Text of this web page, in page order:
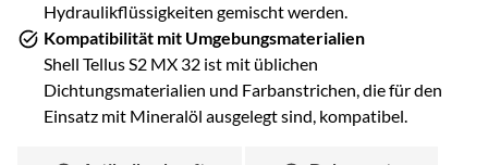
Hydraulikflüssigkeiten gemischt werden.
Kompatibilität mit Umgebungsmaterialien
Shell Tellus S2 MX 32 ist mit üblichen
Dichtungsmaterialien und Farbanstrichen, die für den
Einsatz mit Mineralöl ausgelegt sind, kompatibel.